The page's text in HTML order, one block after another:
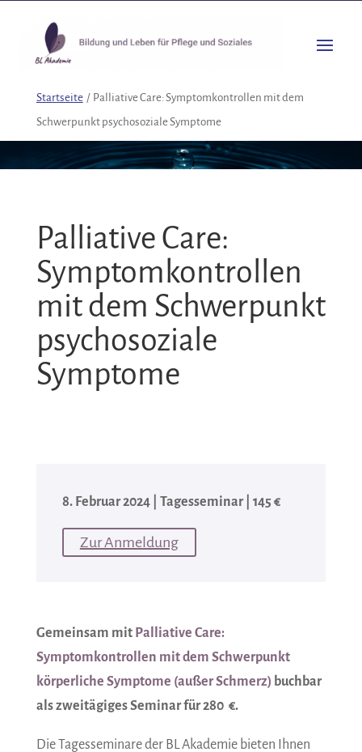
Startseite/ Palliative Care: Symptomkontrollen mit dem
Schwerpunkt psychosoziale Symptome
Palliative Care:
Symptomkontrollen
mit dem Schwerpunkt
psychosoziale
Symptome
8. Februar 2024 | Tagesseminar | 145 €
Zur Anmeldung
Gemeinsam mit Palliative Care:
Symptomkontrollen mit dem Schwerpunkt
körperliche Symptome (außer Schmerz) buchbar
als zweitägiges Seminar für 280 €.
Die Tagesseminare der BL Akademie bieten Ihnen